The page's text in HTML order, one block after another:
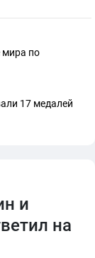
мира по
17 медалей
и
на